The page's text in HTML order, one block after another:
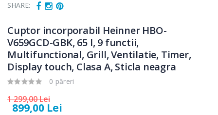
SHARE:
Cuptor incorporabil Heinner HBO-
V659GCD-GBK, 65 l, 9 functii,
Multifunctional, Grill, Ventilatie, Timer,
Display touch, Clasa A, Sticla neagra
0 păreri
1 299,00 Lei
899,00 Lei
Fierbator
electric cu filtru
89,00 Lei
-21%
Masina de tocat
carne Bosch ...
Heinner HHB-
DC1000SSBK ...